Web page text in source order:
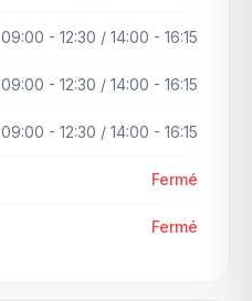
09:00 - 12:30 / 14:00 - 16:15
09:00 - 12:30 / 14:00 - 16:15
09:00 - 12:30 / 14:00 - 16:15
Fermé
Fermé